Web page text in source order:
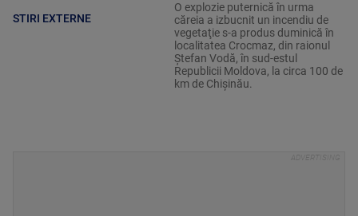
STIRI EXTERNE
O explozie puternică în urma
căreia a izbucnit un incendiu de
vegetaţie s-a produs duminică în
localitatea Crocmaz, din raionul
Ştefan Vodă, în sud-estul
Republicii Moldova, la circa 100 de
km de Chişinău.